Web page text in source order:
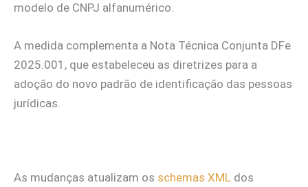
modelo de CNPJ alfanumérico.
A medida complementa a Nota Técnica Conjunta DFe
2025.001, que estabeleceu as diretrizes para a
adoção do novo padrão de identificação das pessoas
jurídicas.
As mudanças atualizam os schemas XML dos